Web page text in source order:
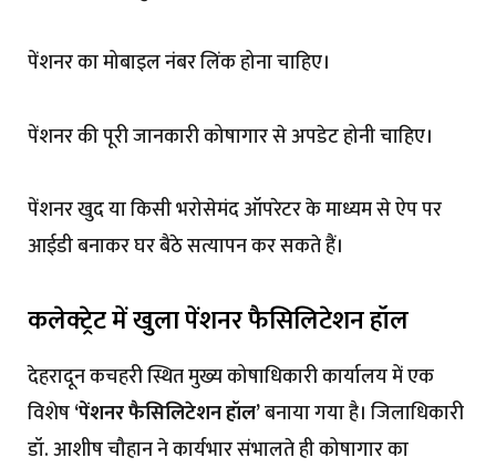
पेंशनर का मोबाइल नंबर लिंक होना चाहिए।
पेंशनर की पूरी जानकारी कोषागार से अपडेट होनी चाहिए।
पेंशनर खुद या किसी भरोसेमंद ऑपरेटर के माध्यम से ऐप पर
आईडी बनाकर घर बैठे सत्यापन कर सकते हैं।
कलेक्ट्रेट में खुला पेंशनर फैसिलिटेशन हॉल
देहरादून कचहरी स्थित मुख्य कोषाधिकारी कार्यालय में एक
विशेष‘पेंशनर फैसिलिटेशन हॉल’बनाया गया है। जिलाधिकारी
डॉ. आशीष चौहान ने कार्यभार संभालते ही कोषागार का